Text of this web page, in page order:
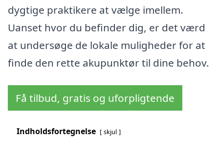
dygtige praktikere at vælge imellem.
Uanset hvor du befinder dig, er det værd
at undersøge de lokale muligheder for at
finde den rette akupunktør til dine behov.
Få tilbud, gratis og uforpligtende
Indholdsfortegnelse skjul